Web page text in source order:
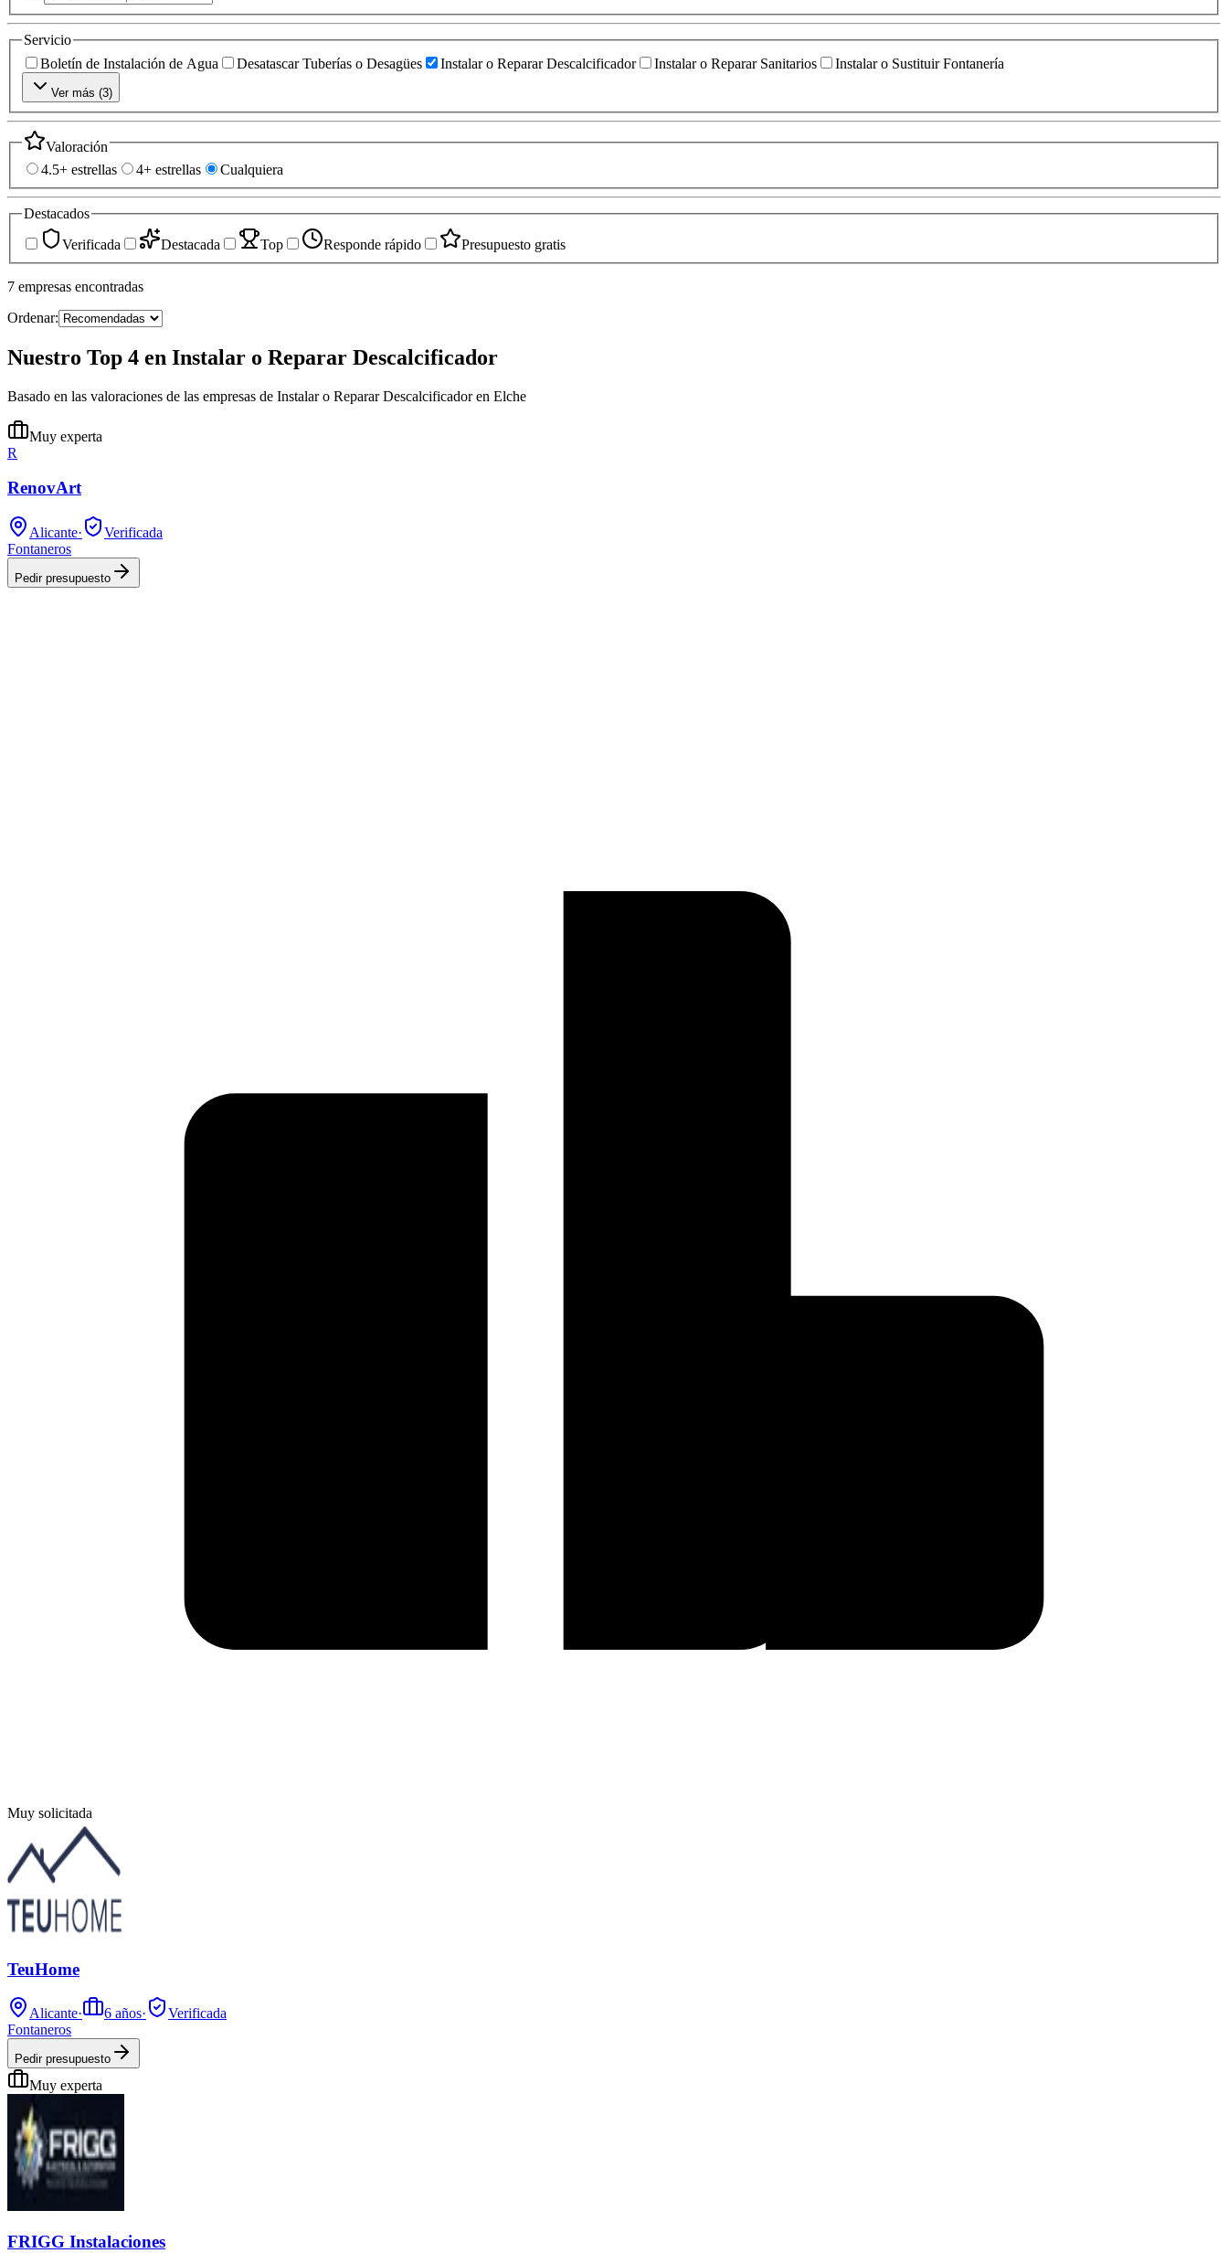
Servicio
Boletín de Instalación de Agua
Desatascar Tuberías o Desagües Instalar o Reparar Descalcificador Instalar o Reparar Sanitarios Instalar o Sustituir Fontanería
Ver más (3)
Valoración
4.5+ estrellas
4+ estrellas Cualquiera
Destacados
Verificada
Destacada Top Responde rápido Presupuesto gratis
7 empresas encontradas
Ordenar:
Nuestro Top 4 en Instalar o Reparar Descalcificador
Basado en las valoraciones de las empresas de Instalar o Reparar Descalcificador en Elche
Muy experta
R
RenovArt
Alicante·
Verificada
Fontaneros
Pedir presupuesto
Muy solicitada
TeuHome
Alicante· 6 años·
Verificada
Fontaneros
Pedir presupuesto
Muy experta
FRIGG Instalaciones